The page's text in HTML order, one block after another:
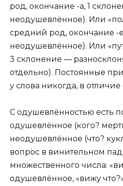
род, окончание -а, 1
неодушевлённое). Или
средний род, окончание -
неодушевлённое). Или
3 склонение —
отдельно). Постоянные
у слова никогда, в
С одушевлённостью есть
одушевлённое (кого?
неодушевлённое (что?
вопрос в винительном
множественного числа:
одушевлённое, «вижу